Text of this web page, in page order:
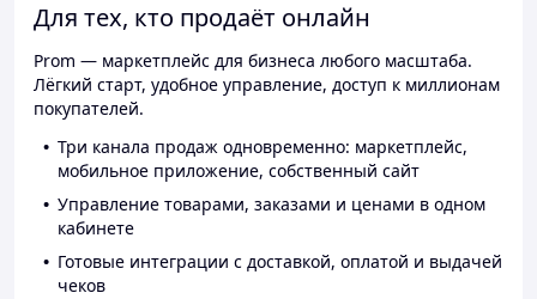
Для тех, кто продаёт онлайн
Prom — маркетплейс для бизнеса любого масштаба.
Лёгкий старт, удобное управление, доступ к миллионам
покупателей.
Три канала продаж одновременно: маркетплейс,
мобильное приложение, собственный сайт
Управление товарами, заказами и ценами в одном
кабинете
Готовые интеграции с доставкой, оплатой и выдачей
чеков